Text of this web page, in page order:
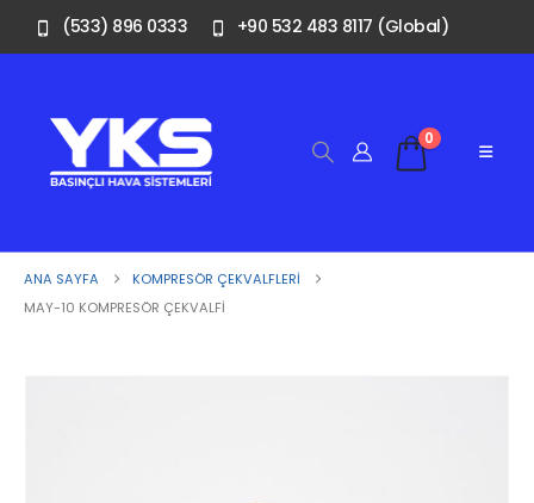
(533) 896 0333 +90 532 483 8117 (Global)
0
ANA SAYFA
KOMPRESÖR ÇEKVALFLERI
MAY-10 KOMPRESÖR ÇEKVALFI